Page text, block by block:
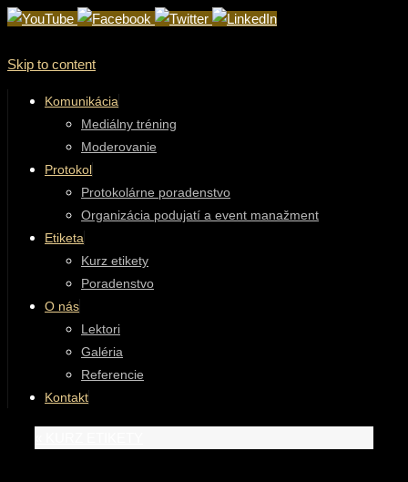
Skip to content
Komunikácia
Mediálny tréning
Moderovanie
Protokol
Protokolárne poradenstvo
Organizácia podujatí a event manažment
Etiketa
Kurz etikety
Poradenstvo
O nás
Lektori
Galéria
Referencie
Kontakt